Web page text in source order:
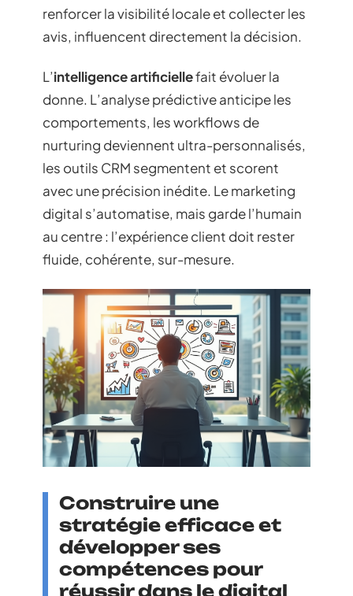
renforcer la visibilité locale et collecter les
avis, influencent directement la décision.
L’intelligence artificiellefait évoluer la
donne. L’analyse prédictive anticipe les
comportements, les workflows de
nurturing deviennent ultra-personnalisés,
les outils CRM segmentent et scorent
avec une précision inédite. Le marketing
digital s’automatise, mais garde l’humain
au centre : l’expérience client doit rester
fluide, cohérente, sur-mesure.
Construire une
stratégie efficace et
développer ses
compétences pour
réussir dans le digital